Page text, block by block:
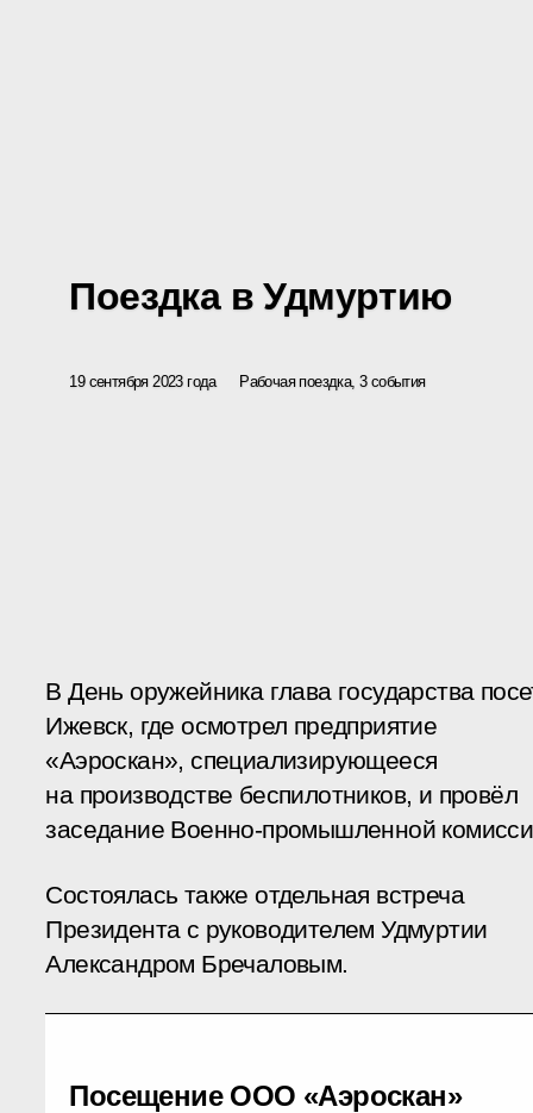
Поездка в Удмуртию
19 сентября 2023 года Рабочая поездка, 3 события
В День оружейника глава государства
Ижевск, где осмотрел предприятие
«Аэроскан», специализирующееся
на производстве беспилотников, и провёл
заседание Военно-промышленной
Состоялась также отдельная встреча
Президента с руководителем Удмуртии
Александром Бречаловым.
Посещение ООО «Аэроскан»